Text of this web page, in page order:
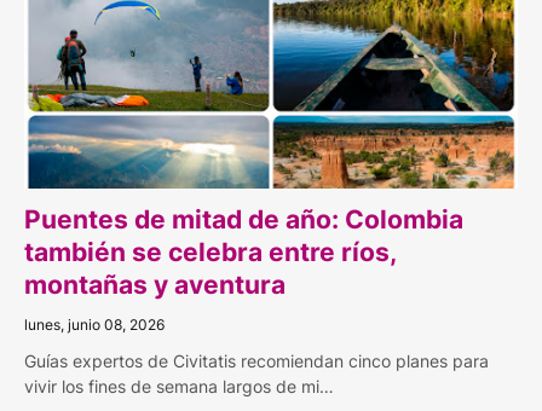
Puentes de mitad de año: Colombia
también se celebra entre ríos,
montañas y aventura
lunes, junio 08, 2026
Guías expertos de Civitatis recomiendan cinco planes para
vivir los fines de semana largos de mi…